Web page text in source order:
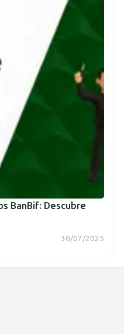
BanBif: Descubre
30/07/2025